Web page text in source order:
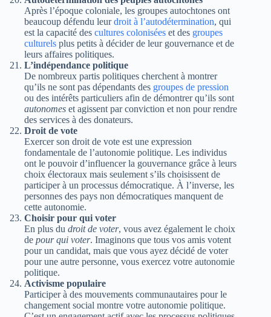
Après l’époque coloniale, les groupes autochtones ont
beaucoup défendu leurdroit à l’autodétermination, qui
est la capacité des cultures colonisées et des groupes
culturels plus petits à décider de leur gouvernance et de
leurs affaires politiques.
L’indépendance politique
De nombreux partis politiques cherchent à montrer
qu’ils ne sont pas dépendants des groupes de pression
ou des intérêts particuliers afin de démontrer qu’ils sont
autonomes et agissent par conviction et non pour rendre
des services à des donateurs.
Droit de vote
Exercer son droit de vote est une expression
fondamentale de l’autonomie politique. Les individus
ont le pouvoir d’influencer la gouvernance grâce à leurs
choix électoraux mais seulement s’ils choisissent de
participer à un processus démocratique. À l’inverse, les
personnes des pays non démocratiques manquent de
cette autonomie.
Choisir pour qui voter
En plus du droit de voter, vous avez également le choix
de pour qui voter. Imaginons que tous vos amis votent
pour un candidat, mais que vous ayez décidé de voter
pour une autre personne, vous exercez votre autonomie
politique.
Activisme populaire
Participer à des mouvements communautaires pour le
changement social montre votre autonomie politique.